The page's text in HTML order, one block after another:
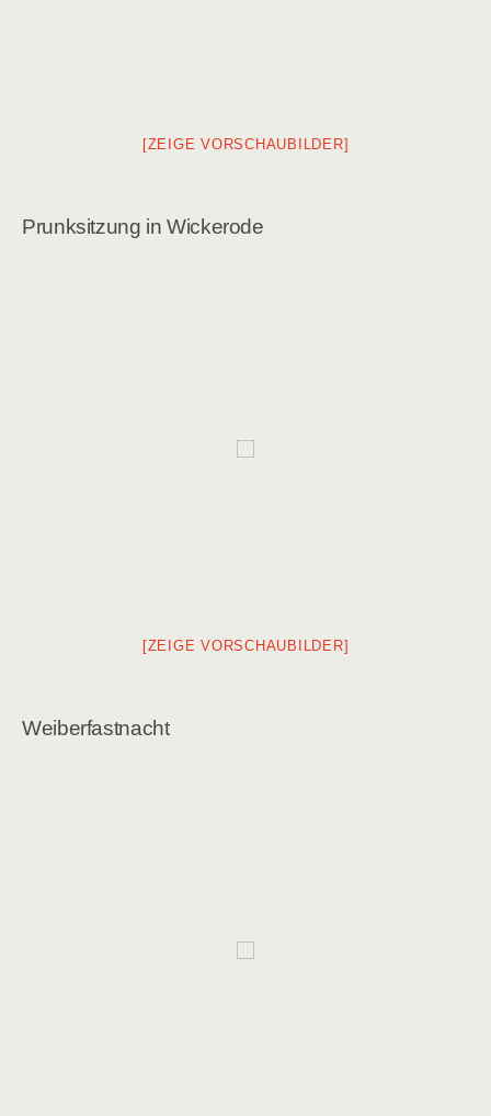
[ZEIGE VORSCHAUBILDER]
Prunksitzung in Wickerode
[ZEIGE VORSCHAUBILDER]
Weiberfastnacht